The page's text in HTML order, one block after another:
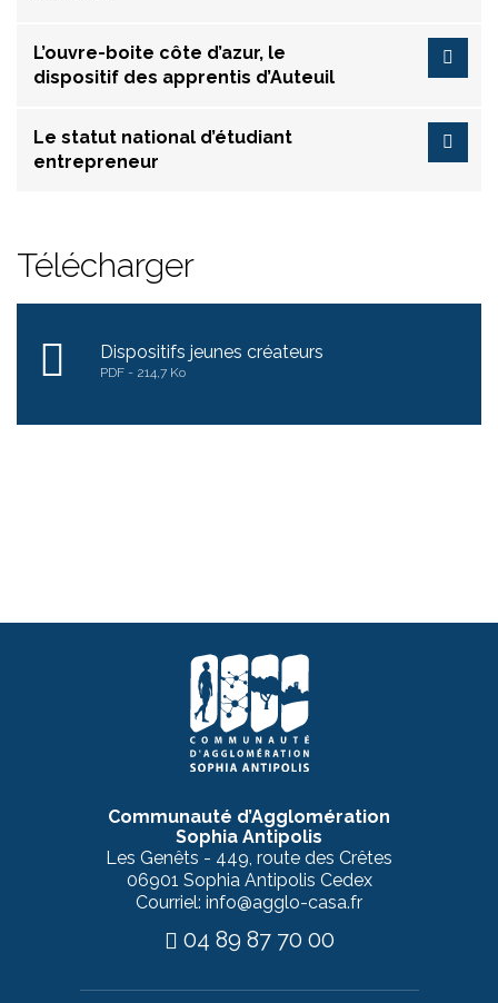
L’ouvre-boite côte d’azur, le
dispositif des apprentis d’Auteuil
Le statut national d’étudiant
entrepreneur
Télécharger
Dispositifs jeunes créateurs
PDF 214,7 Ko
Communauté d’Agglomération
Sophia Antipolis
Les Genêts - 449, route des Crêtes
06901 Sophia Antipolis Cedex
Courriel: info@agglo-casa.fr
04 89 87 70 00